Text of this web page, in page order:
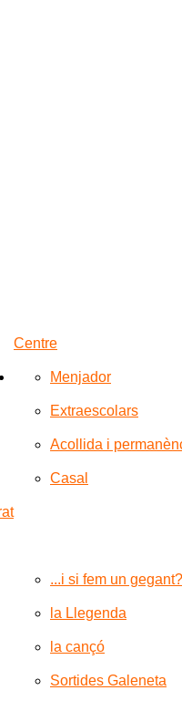
Centre
Menjador
Extraescolars
Acollida i
Casal
...i si fem un gegant?
la Llegenda
la cançó
Sortides Galeneta